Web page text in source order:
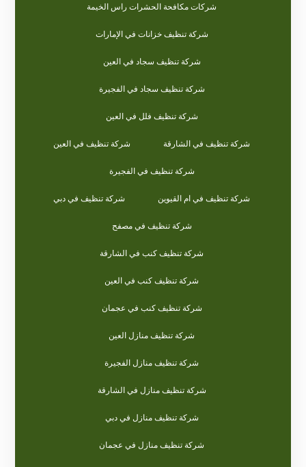
شركات مكافحة الحشرات راس الخيمة
شركة تنظيف خزانات في الإمارات
شركة تنظيف سجاد في العين
شركة تنظيف سجاد في الفجيرة
شركة تنظيف فلل في العين
شركة تنظيف في الشارقة شركة تنظيف في العين
شركة تنظيف في الفجيرة
شركة تنظيف في ام القيوين شركة تنظيف في دبي
شركة تنظيف في مصفح
شركة تنظيف كنب في الشارقة
شركة تنظيف كنب في العين
شركة تنظيف كنب في عجمان
شركة تنظيف منازل العين
شركة تنظيف منازل الفجيرة
شركة تنظيف منازل في الشارقة
شركة تنظيف منازل في دبي
شركة تنظيف منازل في عجمان